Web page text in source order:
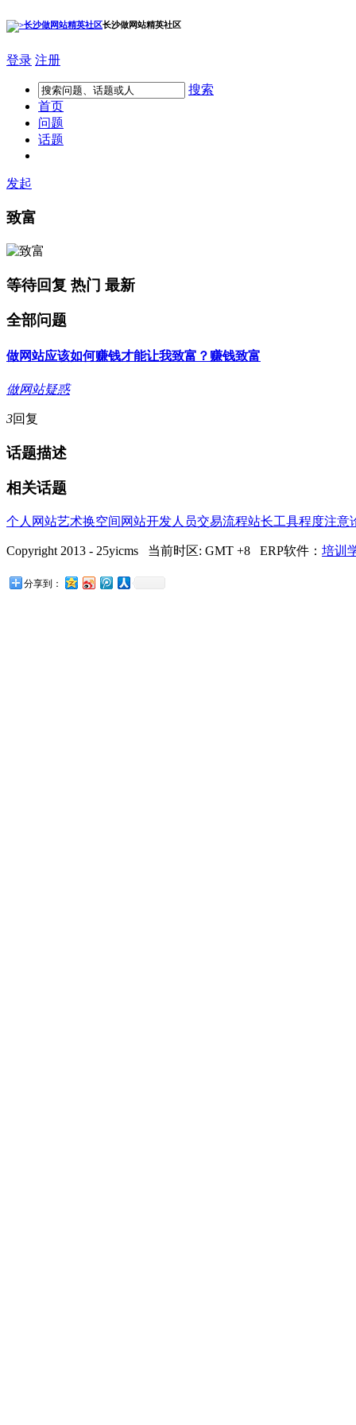
长沙做网站精英社区
登录 注册
搜索
首页
问题
话题
发起
致富
等待回复 热门 最新
全部问题
做网站应该如何赚钱才能让我致富？ 赚钱致富
做网站疑惑
3回复
话题描述
相关话题
个人网站艺术换空间 网站开发人员交易流程站长工具程度注意
Copyright 2013 - 25yicms 当前时区: GMT +8 ERP软件： 培训
分享到：